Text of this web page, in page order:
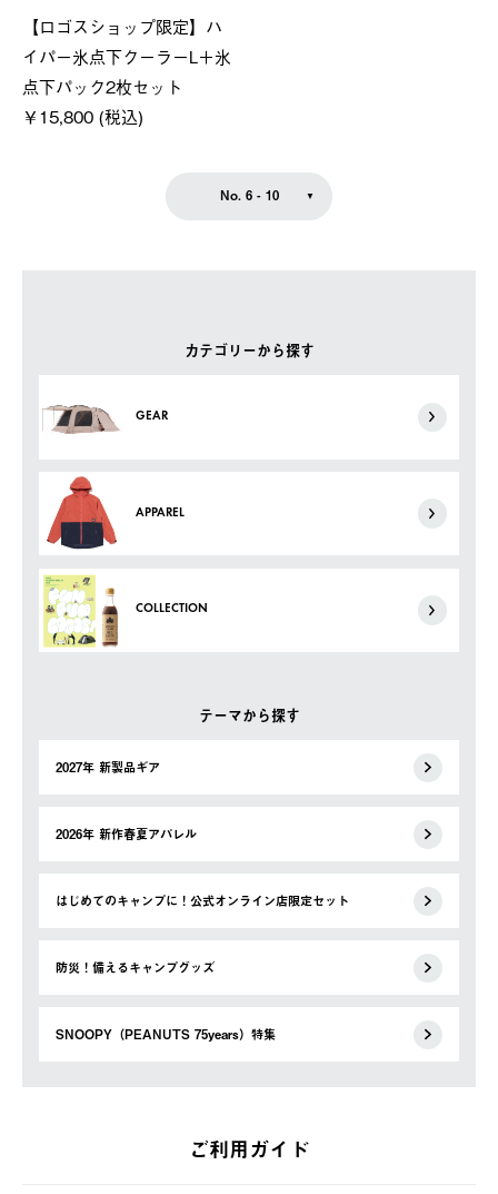
カテゴリーから探す
GEAR
APPAREL
COLLECTION
テーマから探す
2027年 新製品ギア
2026年 新作春夏アパレル
はじめてのキャンプに！公式オンライン店限定セット
防災！備えるキャンプグッズ
SNOOPY（PEANUTS 75years）特集
【ロゴスショップ限定】ハ
イパー氷点下クーラーL＋氷
点下パック2枚セット
￥15,800 (税込)
No. 6 - 10
ご利用ガイド